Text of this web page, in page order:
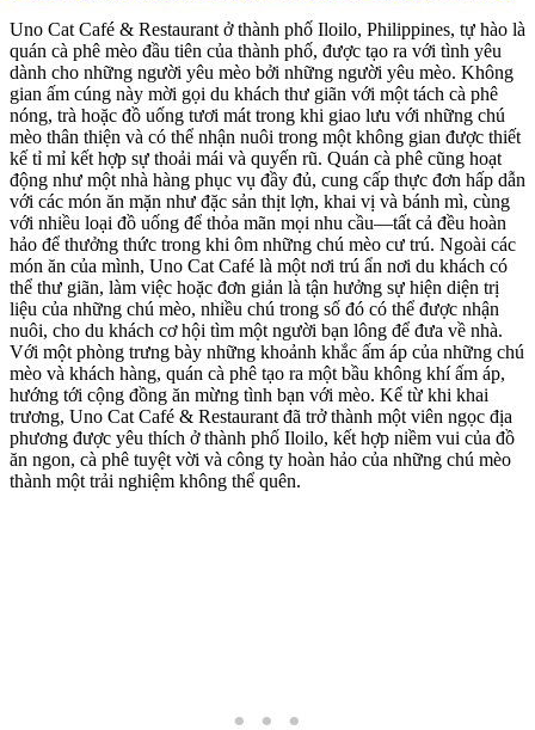
Uno Cat Café & Restaurant ở thành phố Iloilo, Philippines, tự hào là
quán cà phê mèo đầu tiên của thành phố, được tạo ra với tình yêu
dành cho những người yêu mèo bởi những người yêu mèo. Không
gian ấm cúng này mời gọi du khách thư giãn với một tách cà phê
nóng, trà hoặc đồ uống tươi mát trong khi giao lưu với những chú
mèo thân thiện và có thể nhận nuôi trong một không gian được thiết
kế tỉ mỉ kết hợp sự thoải mái và quyến rũ. Quán cà phê cũng hoạt
động như một nhà hàng phục vụ đầy đủ, cung cấp thực đơn hấp dẫn
với các món ăn mặn như đặc sản thịt lợn, khai vị và bánh mì, cùng
với nhiều loại đồ uống để thỏa mãn mọi nhu cầu—tất cả đều hoàn
hảo để thưởng thức trong khi ôm những chú mèo cư trú. Ngoài các
món ăn của mình, Uno Cat Café là một nơi trú ẩn nơi du khách có
thể thư giãn, làm việc hoặc đơn giản là tận hưởng sự hiện diện trị
liệu của những chú mèo, nhiều chú trong số đó có thể được nhận
nuôi, cho du khách cơ hội tìm một người bạn lông để đưa về nhà.
Với một phòng trưng bày những khoảnh khắc ấm áp của những chú
mèo và khách hàng, quán cà phê tạo ra một bầu không khí ấm áp,
hướng tới cộng đồng ăn mừng tình bạn với mèo. Kể từ khi khai
trương, Uno Cat Café & Restaurant đã trở thành một viên ngọc địa
phương được yêu thích ở thành phố Iloilo, kết hợp niềm vui của đồ
ăn ngon, cà phê tuyệt vời và công ty hoàn hảo của những chú mèo
thành một trải nghiệm không thể quên.